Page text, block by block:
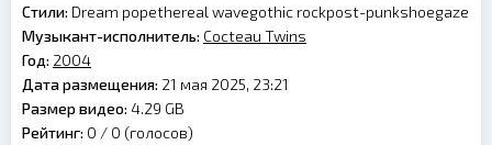
Стили: Dream popethereal wavegothic rockpost-punkshoegaze
Музыкант-исполнитель: Cocteau Twins
Год: 2004
Дата размещения: 21 мая 2025, 23:21
Размер видео: 4.29 GB
Рейтинг: 0 / 0 (голосов)